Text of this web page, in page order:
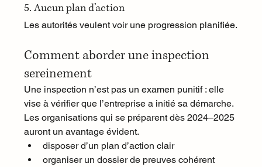
5. Aucun plan d’action
Les autorités veulent voir une progression planifiée.
Comment aborder une inspection
sereinement
Une inspection n’est pas un examen punitif : elle
vise à vérifier que l’entreprise a initié sa démarche.
Les organisations qui se préparent dès 2024–2025
auront un avantage évident.
disposer d’un plan d’action clair
organiser un dossier de preuves cohérent